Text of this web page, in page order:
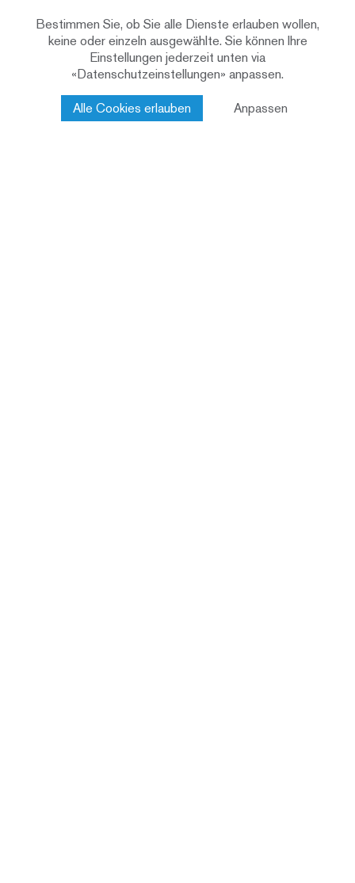
Bestimmen Sie, ob Sie alle Dienste erlauben wollen,
keine oder einzeln ausgewählte. Sie können Ihre
Einstellungen jederzeit unten via
«Datenschutzeinstellungen» anpassen.
Alle Cookies erlauben Anpassen